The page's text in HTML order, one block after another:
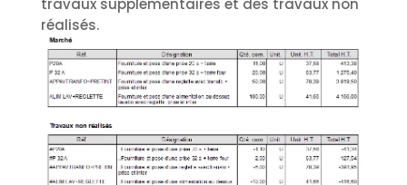
travaux supplémentaires et des travaux non
réalisés.